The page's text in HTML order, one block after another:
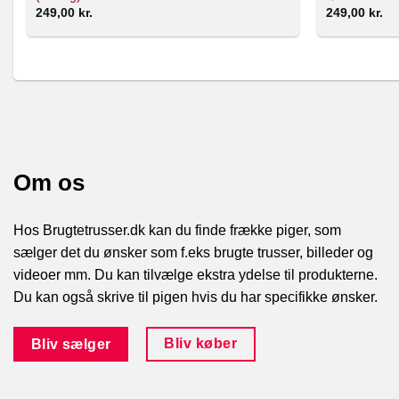
249,00 kr.
249,00 kr.
Om os
Hos Brugtetrusser.dk kan du finde frække piger, som
sælger det du ønsker som f.eks brugte trusser, billeder og
videoer mm. Du kan tilvælge ekstra ydelse til produkterne.
Du kan også skrive til pigen hvis du har specifikke ønsker.
Bliv sælger Bliv køber